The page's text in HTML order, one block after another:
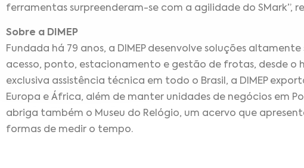
ferramentas surpreenderam-se com a agilidade do SMark”,
Sobre a DIMEP
Fundada há 79 anos, a DIMEP desenvolve soluções
acesso, ponto, estacionamento e gestão de frotas, desde o
exclusiva assistência técnica em todo o Brasil, a DIMEP
Europa e África, além de manter unidades de negócios em
abriga também o Museu do Relógio, um acervo que
formas de medir o tempo.